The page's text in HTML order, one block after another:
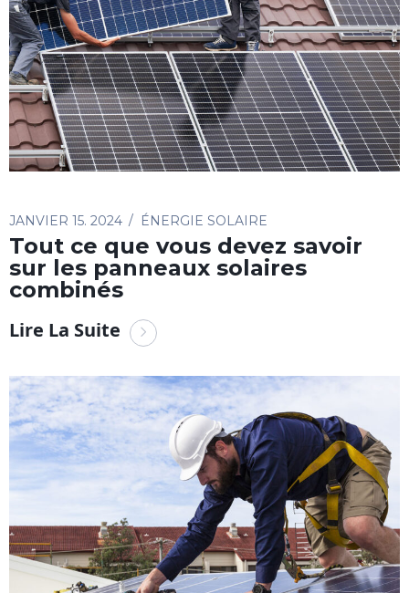
JANVIER 15. 2024 ÉNERGIE SOLAIRE
Tout ce que vous devez savoir
sur les panneaux solaires
combinés
Lire La Suite